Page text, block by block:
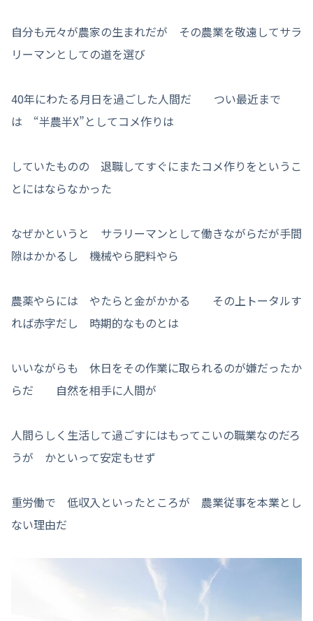
自分も元々が農家の生まれだが その農業を敬遠してサラ
リーマンとしての道を選び
40年にわたる月日を過ごした人間だ つい最近まで
は “半農半X”としてコメ作りは
していたものの 退職してすぐにまたコメ作りをというこ
とにはならなかった
なぜかというと サラリーマンとして働きながらだが手間
隙はかかるし 機械やら肥料やら
農薬やらには やたらと金がかかる その上トータルす
れば赤字だし 時期的なものとは
いいながらも 休日をその作業に取られるのが嫌だったか
らだ 自然を相手に人間が
人間らしく生活して過ごすにはもってこいの職業なのだろ
うが かといって安定もせず
重労働で 低収入といったところが 農業従事を本業とし
ない理由だ